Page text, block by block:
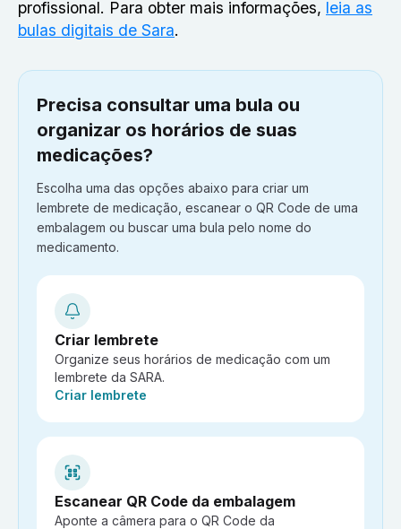
profissional. Para obter mais informações, leia as
bulas digitais de Sara.
Precisa consultar uma bula ou
organizar os horários de suas
medicações?
Escolha uma das opções abaixo para criar um
lembrete de medicação, escanear o QR Code de uma
embalagem ou buscar uma bula pelo nome do
medicamento.
Criar lembrete
Organize seus horários de medicação com um
lembrete da SARA.
Ação:
Criar lembrete
Escanear QR Code da embalagem
Aponte a câmera para o QR Code da